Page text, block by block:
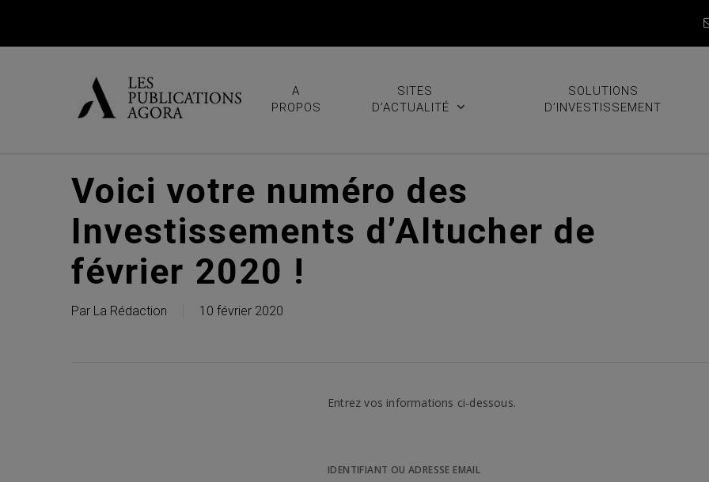
A
PROPOS
SITES
D’ACTUALITÉ
SOLUTIONS
D’INVESTISSEMENT
Voici votre numéro des
Investissements d’Altucher de
février 2020 !
Par La Rédaction 10 février 2020
Entrez vos informations ci-dessous.
IDENTIFIANT OU ADRESSE EMAIL